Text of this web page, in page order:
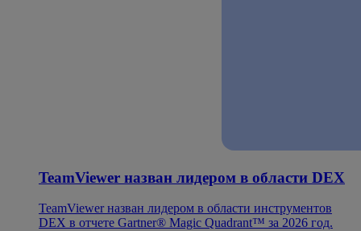
TeamViewer назван лидером в области DEX
TeamViewer назван лидером в области инструментов
DEX в отчете Gartner® Magic Quadrant™ за 2026 год.